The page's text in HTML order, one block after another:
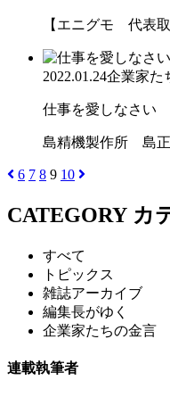
【エニグモ 代表
2022.01.24企業家た
仕事を愛しなさい
島精機製作所 島
6 7 8 9 10
CATEGORY カ
すべて
トピックス
雑誌アーカイブ
編集長がゆく
企業家たちの金言
連載執筆者